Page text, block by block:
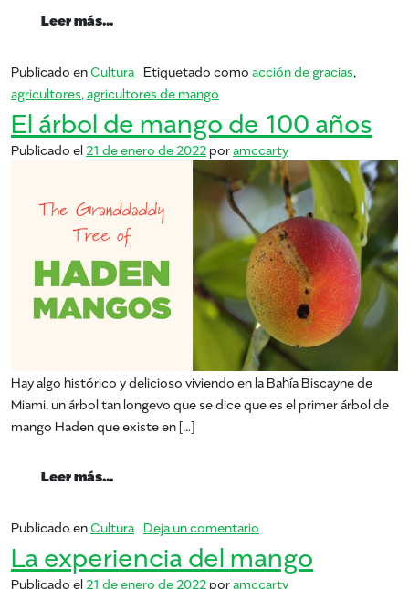
Leer más…
Publicado enCultura Etiquetado como acción de gracias,
agricultores, agricultores de mango
El árbol de mango de 100 años
Publicado el 21 de enero de 2022poramccarty
Hay algo histórico y delicioso viviendo en la Bahía Biscayne de
Miami, un árbol tan longevo que se dice que es el primer árbol de
mango Haden que existe en […]
Leer más…
Publicado enCultura Deja un comentario
La experiencia del mango
Publicado el 21 de enero de 2022poramccarty